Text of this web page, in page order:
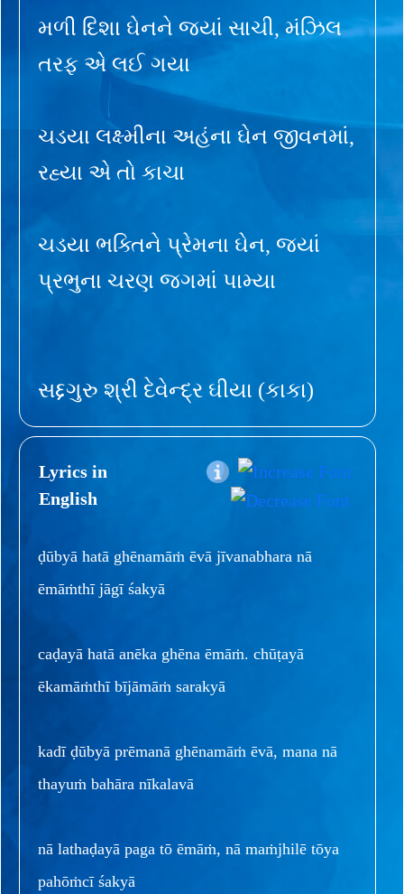
મળી દિશા ઘેનને જ્યાં સાચી, મંઝિલ
તરફ એ લઈ ગયા
ચડયા લક્ષ્મીના અહંના ઘેન જીવનમાં,
રહ્યા એ તો કાચા
ચડયા ભક્તિને પ્રેમના ઘેન, જ્યાં
પ્રભુના ચરણ જગમાં પામ્યા
સદ્દગુરુ શ્રી દેવેન્દ્ર ઘીયા (કાકા)
Lyrics in
English
ḍūbyā hatā ghēnamāṁ ēvā jīvanabhara nā
ēmāṁthī jāgī śakyā
caḍayā hatā anēka ghēna ēmāṁ. chūṭayā
ēkamāṁthī bījāmāṁ sarakyā
kadī ḍūbyā prēmanā ghēnamāṁ ēvā, mana nā
thayuṁ bahāra nīkalavā
nā lathaḍayā paga tō ēmāṁ, nā maṁjhilē tōya
pahōṁcī śakyā